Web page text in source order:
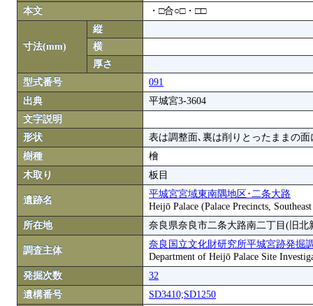
本文
・□合○□・□□
寸法(mm)
縦
横
厚さ
型式番号
091
出典
平城宮3-3604
文字説明
形状
表は調整面､裏は削りとったままの面
樹種
檜
木取り
板目
遺跡名
平城宮宮域東南隅地区･二条大路
Heijō Palace (Palace Precincts,
所在地
奈良県奈良市二条大路南二丁目(旧北
調査主体
奈良国立文化財研究所平城宮跡発掘
Department of Heijō Palace Site
発掘次数
32
遺構番号
SD3410;SD1250